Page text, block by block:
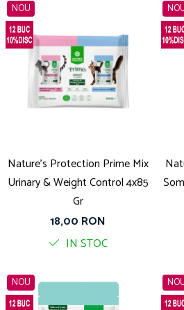
NOU
Nature's Protection Prime Mix
Urinary & Weight Control 4x85
Gr
18,00 RON
IN STOC
NOU